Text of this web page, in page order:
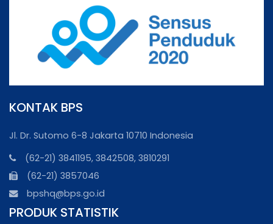
KONTAK BPS
Jl. Dr. Sutomo 6-8 Jakarta 10710 Indonesia
(62-21) 3841195, 3842508, 3810291
(62-21) 3857046
bpshq@bps.go.id
PRODUK STATISTIK